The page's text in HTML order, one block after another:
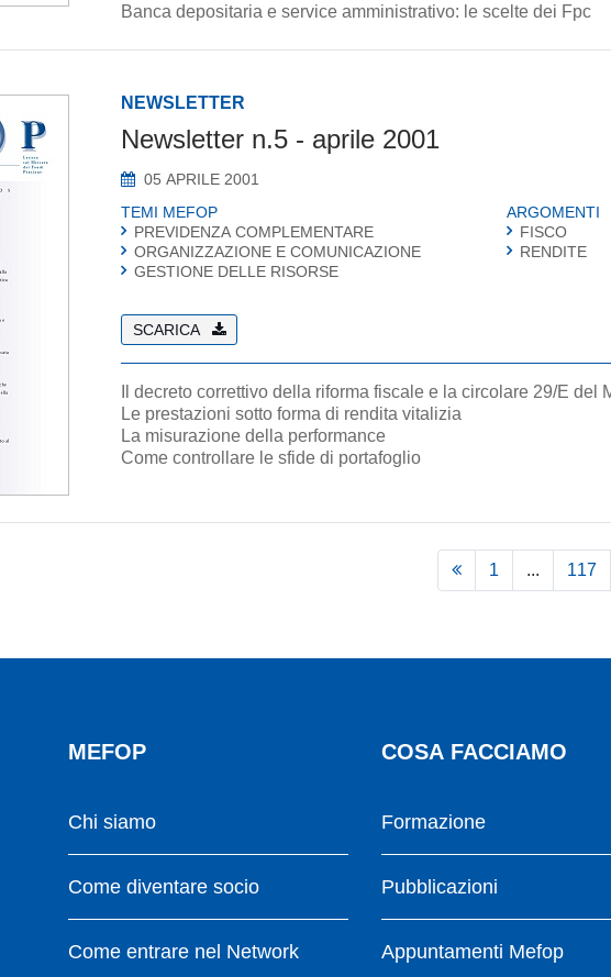
Banca depositaria e service amministrativo: le scelte dei Fpc
NEWSLETTER
Newsletter n.5 - aprile 2001
05 APRILE 2001
TEMI MEFOP
PREVIDENZA COMPLEMENTARE
ORGANIZZAZIONE E COMUNICAZIONE
GESTIONE DELLE RISORSE
ARGOMENTI
FISCO
RENDITE
SCARICA
Il decreto correttivo della riforma fiscale e la circolare 29/E del
Le prestazioni sotto forma di rendita vitalizia
La misurazione della performance
Come controllare le sfide di portafoglio
1 ... 117
MEFOP
Chi siamo
Come diventare socio
Come entrare nel Network
COSA FACCIAMO
Formazione
Pubblicazioni
Appuntamenti Mefop